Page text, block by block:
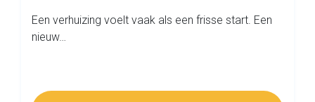
Een verhuizing voelt vaak als een frisse start. Een
nieuw…